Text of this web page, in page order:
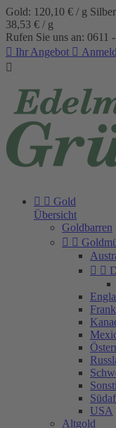
Gold: 120,10 € / g
38,53 € / g
Rufen Sie uns an: 0611
 Ihr Angebot 

  Gold
Übersicht
Goldbarren
 
 
USA
Altgold